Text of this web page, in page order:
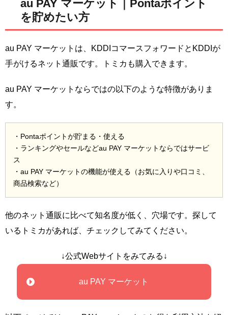
au PAY マーケット｜Pontaポイント
を貯めたい方
au PAY マーケットは、KDDIコマースフォワードとKDDIが
手がけるネット通販です。トミカも購入できます。
au PAY マーケットならではの以下のような特徴がありま
す。
・Pontaポイントが貯まる・使える
・ランキングやセールなどau PAY マーケットならではサービ
ス
・au PAY マーケットの機能が使える（お気に入りや口コミ、
商品検索など）
他のネット通販に比べて知名度が低く、穴場です。探して
いるトミカがあれば、チェックしてみてください。
↓公式Webサイトをみてみる↓
au PAY マーケット